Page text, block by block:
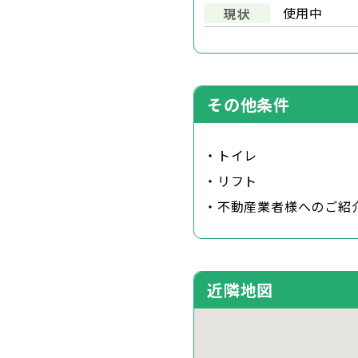
現状 使用中
その他条件
・トイレ
・リフト
・不動産業者様へのご紹
近隣地図